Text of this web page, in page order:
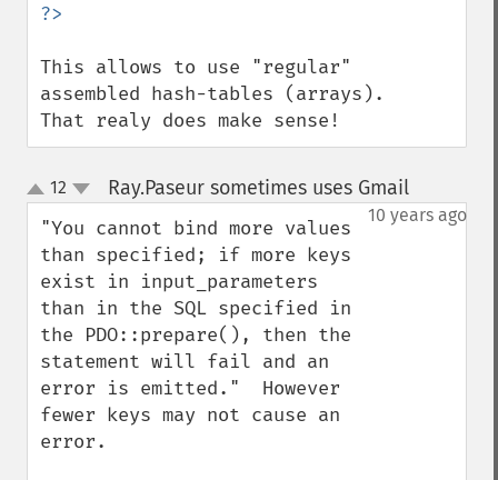
This allows to use "regular"
assembled hash-tables (arrays).
That realy does make sense!
up
down
12 Ray.Paseur sometimes uses Gmail¶
10 years ago
"You cannot bind more values
than specified; if more keys
exist in input_parameters
than in the SQL specified in
the PDO::prepare(), then the
statement will fail and an
error is emitted."  However
fewer keys may not cause an
error.